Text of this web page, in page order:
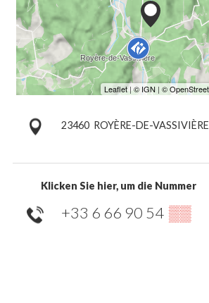
23460 ROYÈRE-DE-VASSIVIÈRE
Klicken Sie hier, um die Nummer
+33 6 66 90 54 ▒▒